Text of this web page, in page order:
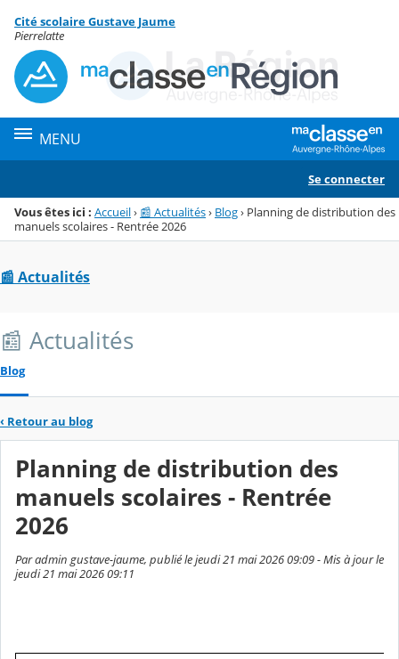
Menu de la rubrique
Contenu
Cité scolaire Gustave Jaume
Pierrelatte
MENU
Se connecter
Vous êtes ici : Accueil› 📰 Actualités› Blog› Planning de distribution des
manuels scolaires - Rentrée 2026
📰 Actualités
📰 Actualités
Blog
‹ Retour au blog
Planning de distribution des
manuels scolaires - Rentrée
2026
Par admin gustave-jaume, publié le jeudi 21 mai 2026 09:09 - Mis à jour le
jeudi 21 mai 2026 09:11